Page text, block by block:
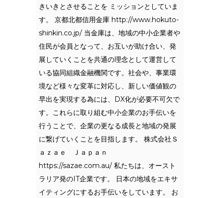
きいきとさせることを ミッションとしていま
す。 京都北都信用金庫 http://www.hokuto-
shinkin.co.jp/ 当金庫は、地域の中小企業者や
住民が会員となって、お互いが助け合い、発
展していくことを共通の理念として運営して
いる協同組織金融機関です。社会や、事業環
境など様々な変革に対応し、新しい価値観の
早出を実現する為には、DX化が必要不可欠で
す。これらに取り組む中小企業のお手伝いを
行うことで、企業の更なる成長と地域の発展
に繋げていくことを目指します。 株式会社Ｓ
ａｚａｅ Ｊａｐａｎ
https://sazae.com.au/ 私たちは、オースト
ラリア発のIT企業です。 日本の地域をエキサ
イティングにするお手伝いをしています。 お